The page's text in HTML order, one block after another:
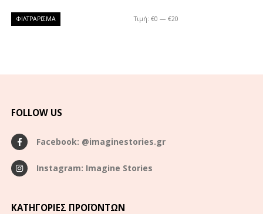
ΦΙΛΤΡΆΡΙΣΜΑ Τιμή: €0 — €20
FOLLOW US
Facebook: @imaginestories.gr
Instagram: Imagine Stories
ΚΑΤΗΓΟΡΊΕΣ ΠΡΟΪΌΝΤΩΝ